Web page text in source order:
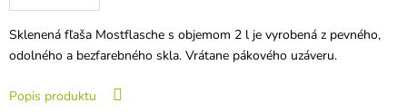
Sklenená fľaša Mostflasche s objemom 2 l je vyrobená z pevného, ​​
odolného a bezfarebného skla. Vrátane pákového uzáveru.
Popis produktu